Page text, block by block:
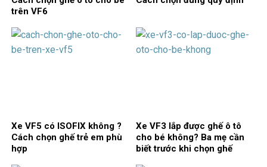
trên VF6
Xe VF5 có ISOFIX không ?
Cách chọn ghế trẻ em phù
hợp
Xe VF3 lắp được ghế ô tô
cho bé không? Ba mẹ cần
biết trước khi chọn ghế